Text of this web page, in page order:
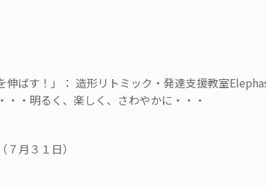
ばす！」： 造形リトミック・発達支援教室
・明るく、楽しく、さわやかに・・・
月３１日）